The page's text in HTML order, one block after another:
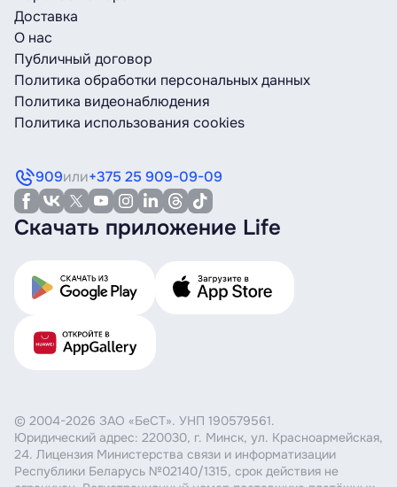
Доставка
О нас
Публичный договор
Политика обработки персональных данных
Политика видеонаблюдения
Политика использования cookies
909или+375 25 909-09-09
Скачать приложение Life
© 2004-2026 ЗАО «БеСТ». УНП 190579561.
Юридический адрес: 220030, г. Минск, ул. Красноармейская,
24. Лицензия Министерства связи и информатизации
Республики Беларусь №02140/1315, срок действия не